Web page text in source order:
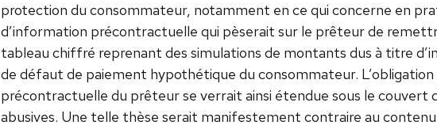
protection du consommateur, notamment en ce qui concerne en
d’information précontractuelle qui pèserait sur le prêteur de
tableau chiffré reprenant des simulations de montants dus à titre
de défaut de paiement hypothétique du consommateur.
précontractuelle du prêteur se verrait ainsi étendue sous le couvert
abusives. Une telle thèse serait manifestement contraire au contenu